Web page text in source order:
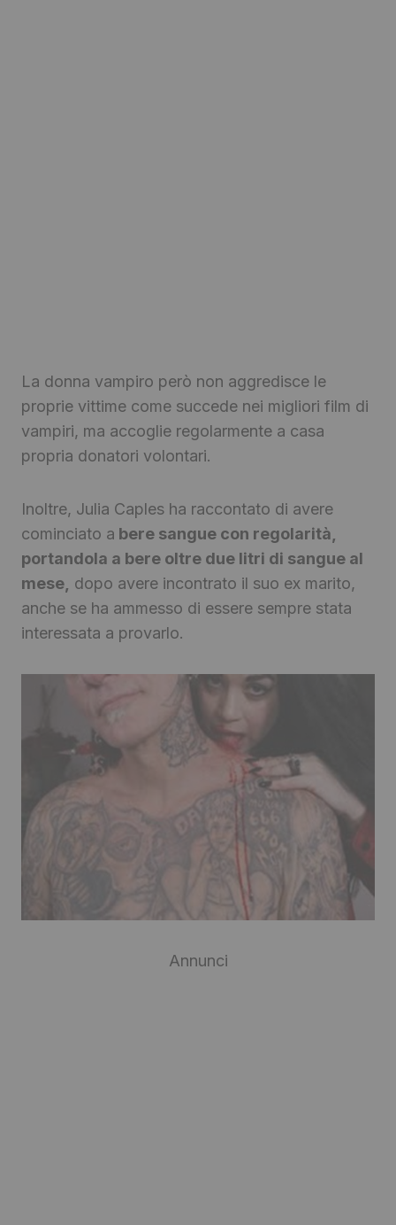
La donna vampiro però non aggredisce le
proprie vittime come succede nei migliori film di
vampiri, ma accoglie regolarmente a casa
propria donatori volontari.
Inoltre, Julia Caples ha raccontato di avere
cominciato a bere sangue con regolarità,
portandola a bere oltre due litri di sangue al
mese, dopo avere incontrato il suo ex marito,
anche se ha ammesso di essere sempre stata
interessata a provarlo.
Annunci